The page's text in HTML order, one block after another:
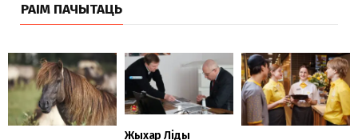
РАІМ ПАЧЫТАЦЬ
Жыхар Ліды